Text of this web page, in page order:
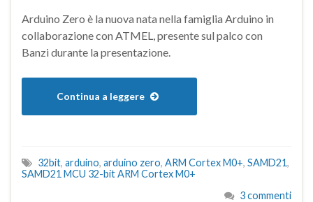
Arduino Zero è la nuova nata nella famiglia Arduino in
collaborazione con ATMEL, presente sul palco con
Banzi durante la presentazione.
Continua a leggere
32bit, arduino, arduino zero, ARM Cortex M0+, SAMD21,
SAMD21 MCU 32-bit ARM Cortex M0+
3 commenti